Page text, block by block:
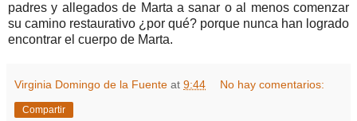
padres y allegados de Marta a sanar o al menos comenzar
su camino restaurativo ¿por qué? porque nunca han logrado
encontrar el cuerpo de Marta.
Virginia Domingo de la Fuente at 9:44 No hay comentarios:
Compartir